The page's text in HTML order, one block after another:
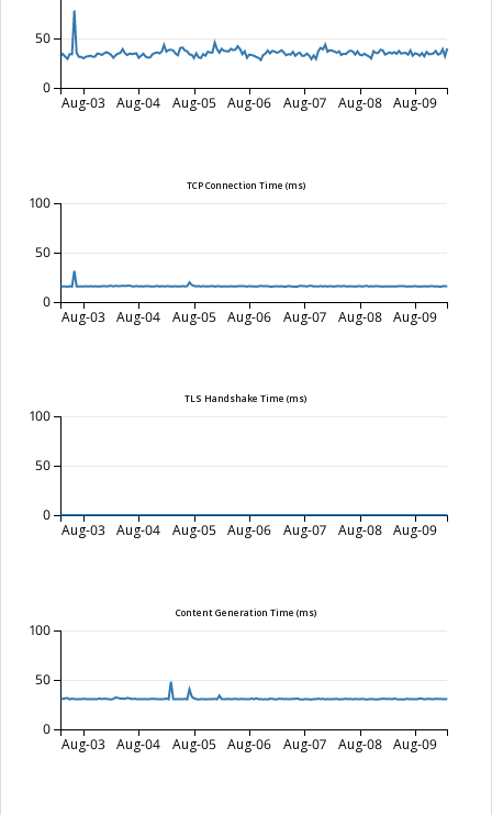
Aug-03 Aug-04 Aug-05 Aug-06 Aug-07 Aug-08 Aug-09
0
50
TCP Connection Time (ms)
Aug-03 Aug-04 Aug-05 Aug-06 Aug-07 Aug-08 Aug-09
0
50
100
TLS Handshake Time (ms)
Aug-03 Aug-04 Aug-05 Aug-06 Aug-07 Aug-08 Aug-09
0
50
100
Content Generation Time (ms)
Aug-03 Aug-04 Aug-05 Aug-06 Aug-07 Aug-08 Aug-09
0
50
100